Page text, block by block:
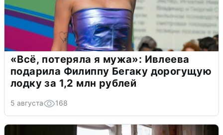
«Всё, потеряла я мужа»: Ивлеева
подарила Филиппу Бегаку дорогущую
лодку за 1,2 млн рублей
5 августа 168